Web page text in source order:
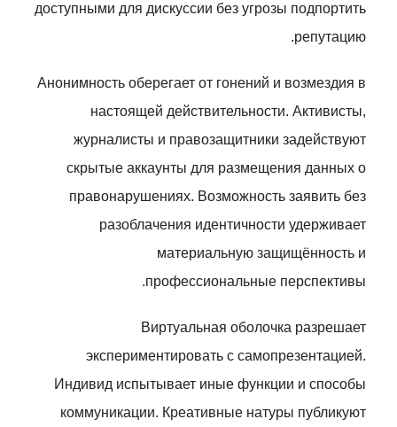
доступными для дискуссии без угрозы подпортить
репутацию.
Анонимность оберегает от гонений и возмездия в
настоящей действительности. Активисты,
журналисты и правозащитники задействуют
скрытые аккаунты для размещения данных о
правонарушениях. Возможность заявить без
разоблачения идентичности удерживает
материальную защищённость и
профессиональные перспективы.
Виртуальная оболочка разрешает
экспериментировать с самопрезентацией.
Индивид испытывает иные функции и способы
коммуникации. Креативные натуры публикуют